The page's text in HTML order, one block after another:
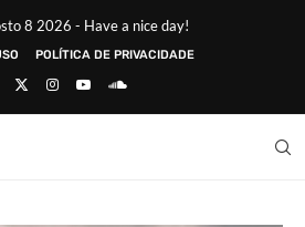
8 2026 - Have a nice day!
POLÍTICA DE PRIVACIDADE